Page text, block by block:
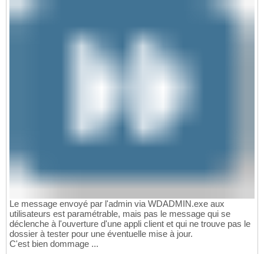
Le message envoyé par l'admin via WDADMIN.exe aux
utilisateurs est paramétrable, mais pas le message qui se
déclenche à l'ouverture d'une appli client et qui ne trouve pas le
dossier à tester pour une éventuelle mise à jour.
C'est bien dommage ...